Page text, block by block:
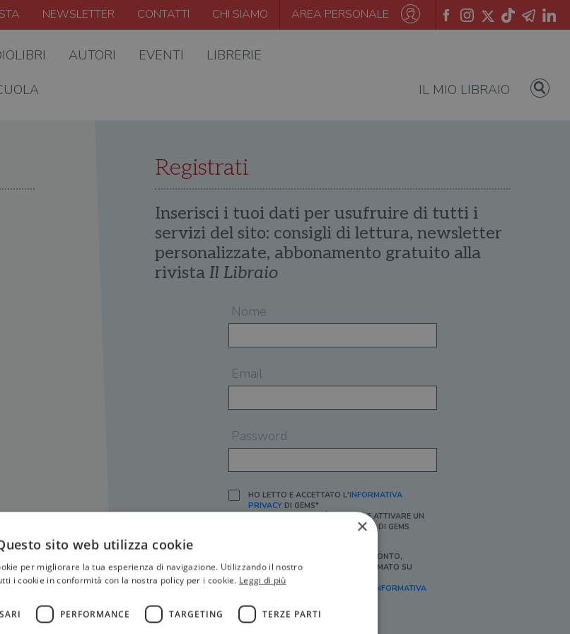
NEWSLETTER CONTATTI CHI SIAMO AREA PERSONALE
AUTORI EVENTI LIBRERIE
IL MIO LIBRAIO
Registrati
Inserisci i tuoi dati per usufruire di tutti i
servizi del sito: consigli di lettura, newsletter
personalizzate, abbonamento gratuito alla
rivista Il Libraio
Nome
Email
Password
HO LETTO E ACCETTATO L'INFORMATIVA
PRIVACYDI GEMS*
IN MANCANZA NON È POSSIBILE ATTIVARE UN
ACCOUNT E/O RICEVERE I SERVIZI DI GEMS
SÌ, DESIDERO RICEVERE BUONI SCONTO,
OFFERTE SPECIALI, ESSERE INFORMATO SU
PROMOZIONI E NOVITÀ.
[FINALITÀ MARKETING, ART.2 (E),
INFORMATIVA
×
sito web utilizza cookie
per migliorare la tua esperienza di navigazione. Utilizzando il nostro
i cookie in conformità con la nostra policy per i cookie. Leggi di più
PERFORMANCE TARGETING TERZE PARTI